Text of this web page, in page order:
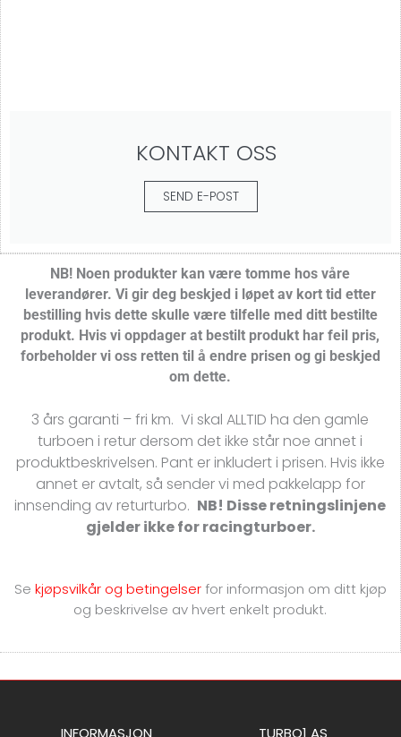
KONTAKT OSS
SEND E-POST
NB! Noen produkter kan være tomme hos våre
leverandører. Vi gir deg beskjed i løpet av kort tid etter
bestilling hvis dette skulle være tilfelle med ditt bestilte
produkt. Hvis vi oppdager at bestilt produkt har feil pris,
forbeholder vi oss retten til å endre prisen og gi beskjed
om dette.
3 års garanti – fri km. Vi skal ALLTID ha den gamle
turboen i retur dersom det ikke står noe annet i
produktbeskrivelsen. Pant er inkludert i prisen. Hvis ikke
annet er avtalt, så sender vi med pakkelapp for
innsending av returturbo. NB! Disse retningslinjene
gjelder ikke for racingturboer.
Se kjøpsvilkår og betingelserfor informasjon om ditt kjøp
og beskrivelse av hvert enkelt produkt.